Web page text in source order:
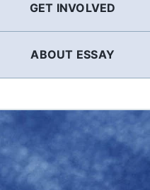
GET INVOLVED
ABOUT ESSAY